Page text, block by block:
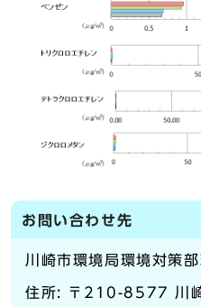
お問い合わせ先
川崎市環境局環境対策
住所: 〒210-8577 川